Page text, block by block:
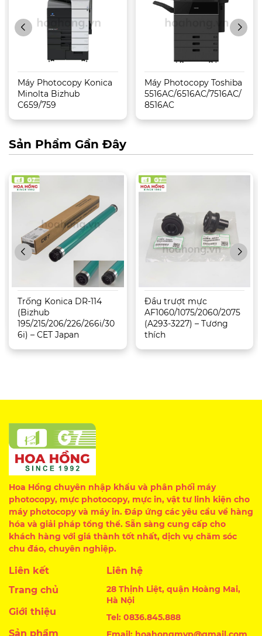
Máy Photocopy Konica
Minolta Bizhub
C659/759
Máy Photocopy Toshiba
5516AC/6516AC/7516AC/
8516AC
Sản Phẩm Gần Đây
Trống Konica DR-114
(Bizhub
195/215/206/226/266i/30
6i) – CET Japan
Đầu trượt mực
AF1060/1075/2060/2075
(A293-3227) – Tương
thích
Hoa Hồng chuyên nhập khẩu và phân phối máy
photocopy, mực photocopy, mực in, vật tư linh kiện cho
máy photocopy và máy in. Đáp ứng các yêu cầu về hàng
hóa và giải pháp tổng thể. Sẵn sàng cung cấp cho
khách hàng với giá thành tốt nhất, dịch vụ chăm sóc
chu đáo, chuyên nghiệp.
Liên kết
Trang chủ
Giới thiệu
Sản phẩm
Liên hệ
28 Thịnh Liệt, quận Hoàng Mai,
Hà Nội
Tel: 0836.845.888